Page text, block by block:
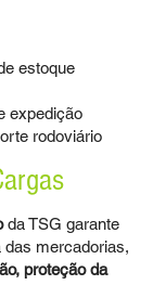
estoque
expedição
rodoviário
da TSG garante
das mercadorias,
proteção da